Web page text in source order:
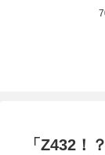
「Z432！